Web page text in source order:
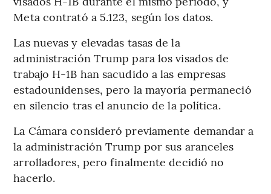
Meta contrató a 5.123, según los datos.
Las nuevas y elevadas tasas de la
administración Trump para los visados de
trabajo H-1B han sacudido a las empresas
estadounidenses, pero la mayoría permaneció
en silencio tras el anuncio de la política.
La Cámara consideró previamente demandar a
la administración Trump por sus aranceles
arrolladores, pero finalmente decidió no
hacerlo.